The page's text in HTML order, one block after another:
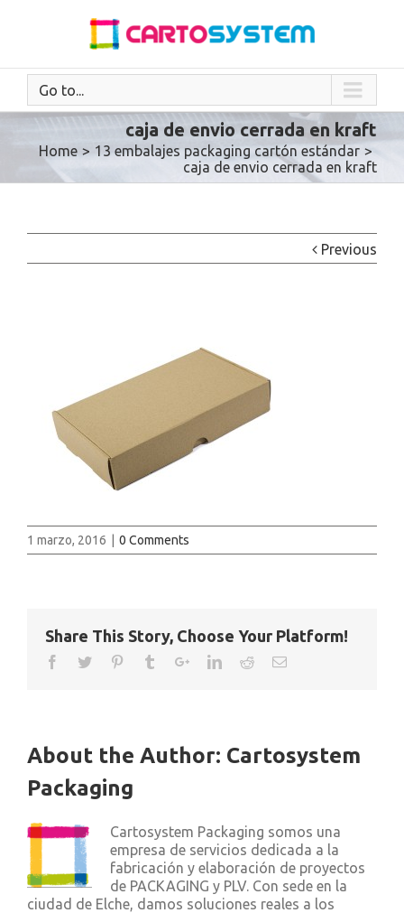
Go to...
caja de envio cerrada en kraft
Home > 13 embalajes packaging cartón estándar >
caja de envio cerrada en kraft
Previous
1 marzo, 2016 0 Comments
Share This Story, Choose Your Platform!
About the Author: Cartosystem
Packaging
Cartosystem Packaging somos una
empresa de servicios dedicada a la
fabricación y elaboración de proyectos
de PACKAGING y PLV. Con sede en la
ciudad de Elche, damos soluciones reales a los